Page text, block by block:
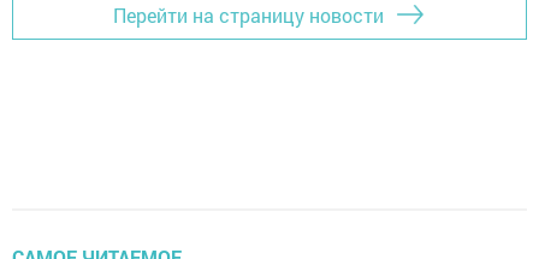
Перейти на страницу новости